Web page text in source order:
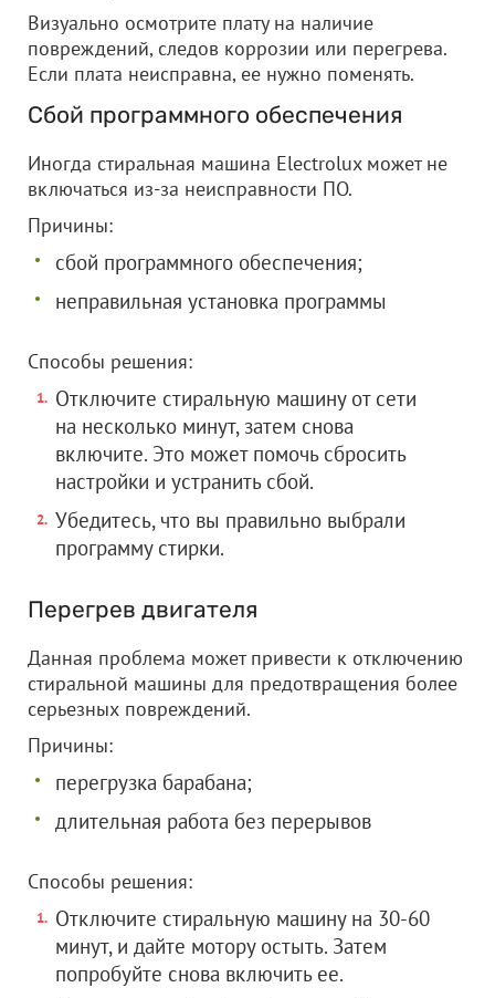
Визуально осмотрите плату на наличие
повреждений, следов коррозии или перегрева.
Если плата неисправна, ее нужно поменять.
Сбой программного обеспечения
Иногда стиральная машина Electrolux может не
включаться из-за неисправности ПО.
Причины:
сбой программного обеспечения;
неправильная установка программы
Способы решения:
Отключите стиральную машину от сети
на несколько минут, затем снова
включите. Это может помочь сбросить
настройки и устранить сбой.
Убедитесь, что вы правильно выбрали
программу стирки.
Перегрев двигателя
Данная проблема может привести к отключению
стиральной машины для предотвращения более
серьезных повреждений.
Причины:
перегрузка барабана;
длительная работа без перерывов
Способы решения:
Отключите стиральную машину на 30-60
минут, и дайте мотору остыть. Затем
попробуйте снова включить ее.